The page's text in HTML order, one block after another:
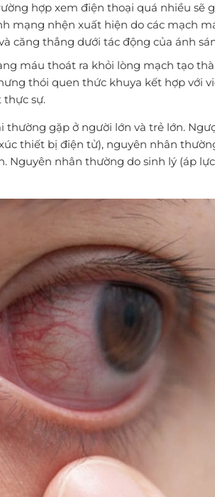
hợp xem điện thoại quá nhiều sẽ
mạng nhện xuất hiện do các mạch
căng thẳng dưới tác động của ánh
máu thoát ra khỏi lòng mạch tạo
thói quen thức khuya kết hợp với
thực sự.
gặp ở người lớn và trẻ lớn.
thiết bị điện tử), nguyên nhân
Nguyên nhân thường do sinh lý (áp